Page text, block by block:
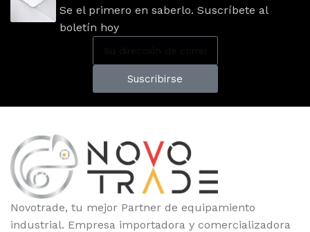
Se el primero en saberlo. Suscríbete al
boletín hoy
Suscribirse
Novotrade, tu mejor Partner de equipamiento
industrial. Empresa importadora y comercializadora